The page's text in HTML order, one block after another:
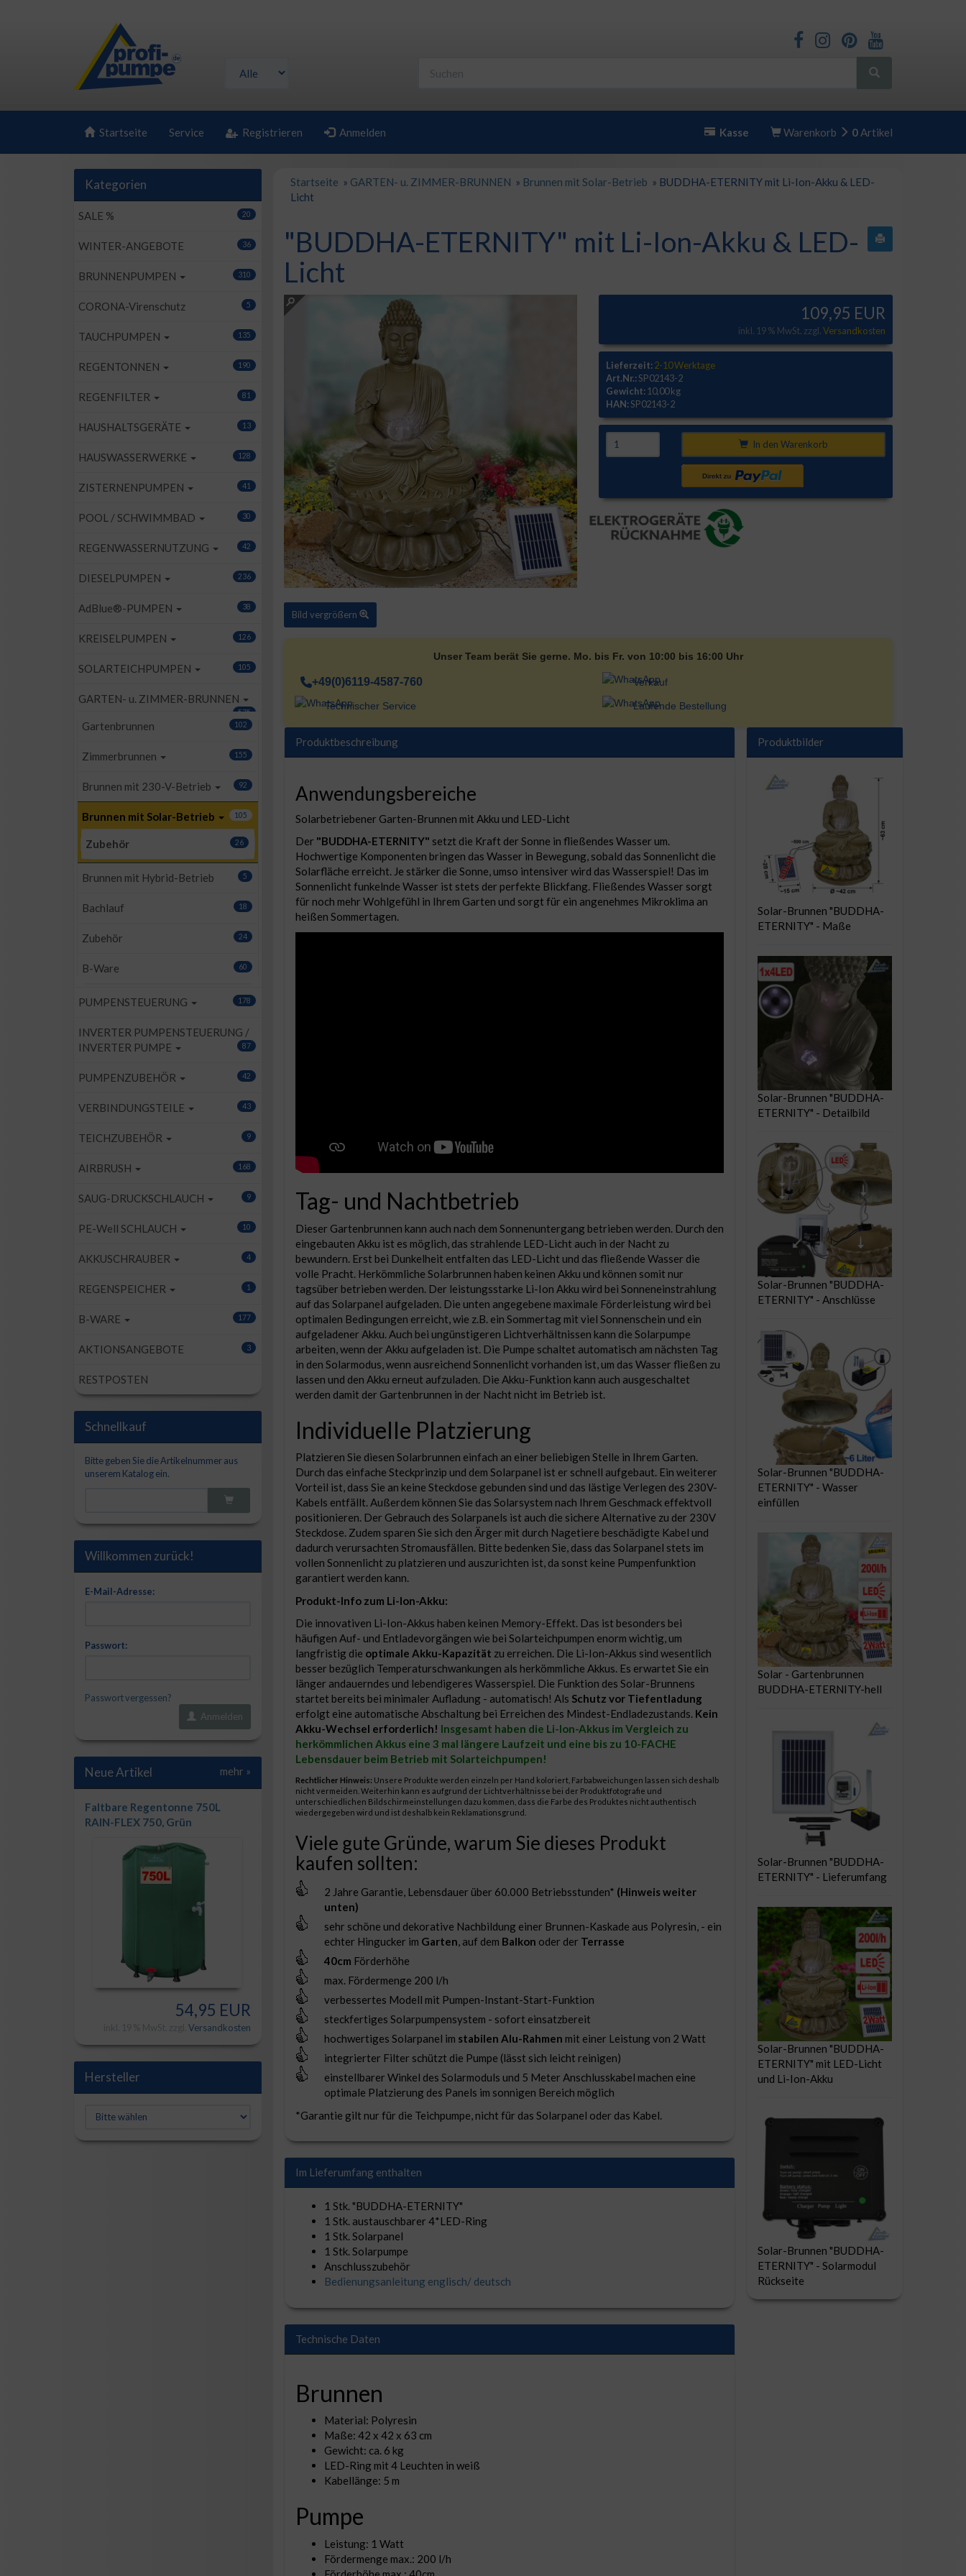
Startseite Service Registrieren Anmelden Kasse Warenkorb 0 Artikel
Kategorien
SALE % 20
WINTER-ANGEBOTE 36
BRUNNENPUMPEN 310
CORONA-Virenschutz 5
TAUCHPUMPEN 135
REGENTONNEN 190
REGENFILTER 81
HAUSHALTSGERÄTE 13
HAUSWASSERWERKE 128
ZISTERNENPUMPEN 41
POOL / SCHWIMMBAD 30
REGENWASSERNUTZUNG 42
DIESELPUMPEN 236
AdBlue®-PUMPEN 38
KREISELPUMPEN 126
SOLARTEICHPUMPEN 105
GARTEN- u. ZIMMER-BRUNNEN
575
Gartenbrunnen 102
Zimmerbrunnen 155
Brunnen mit 230-V-Betrieb 92
Brunnen mit Solar-Betrieb 105
Zubehör 26
Brunnen mit Hybrid-Betrieb 5
Bachlauf 18
Zubehör 24
B-Ware 60
PUMPENSTEUERUNG 178
INVERTER PUMPENSTEUERUNG /
INVERTER PUMPE
87
PUMPENZUBEHÖR 42
VERBINDUNGSTEILE 43
TEICHZUBEHÖR 9
AIRBRUSH 168
SAUG-DRUCKSCHLAUCH 9
PE-Well SCHLAUCH 10
AKKUSCHRAUBER 4
REGENSPEICHER 1
B-WARE 177
AKTIONSANGEBOTE 3
RESTPOSTEN
Schnellkauf
Bitte geben Sie die Artikelnummer aus
unserem Katalog ein.
Willkommen zurück!
E-Mail-Adresse:
Passwort:
Passwort vergessen?
Anmelden
Neue Artikel mehr »
Faltbare Regentonne 750L
RAIN-FLEX 750, Grün
54,95 EUR
Versandkosten
Hersteller
Startseite » GARTEN- u. ZIMMER-BRUNNEN » Brunnen mit Solar-Betrieb » BUDDHA-ETERNITY mit Li-Ion-Akku & LED-
Licht
"BUDDHA-ETERNITY" mit Li-Ion-Akku & LED-
Licht
Bild vergrößern
109,95 EUR
inkl. 19 % MwSt. zzgl.Versandkosten
Lieferzeit:2-10 Werktage
Art.Nr.:SP02143-2
Gewicht:10,00 kg
HAN:SP02143-2
In den Warenkorb
Unser Team berät Sie gerne. Mo. bis Fr. von 10:00 bis 16:00 Uhr
+49(0)6119-4587-760 Verkauf
Technischer Service Laufende Bestellung
Produktbilder
Solar-Brunnen "BUDDHA-
ETERNITY" - Maße
Solar-Brunnen "BUDDHA-
ETERNITY" - Detailbild
Solar-Brunnen "BUDDHA-
ETERNITY" - Anschlüsse
Solar-Brunnen "BUDDHA-
ETERNITY" - Wasser
einfüllen
Solar - Gartenbrunnen
BUDDHA-ETERNITY-hell
Solar-Brunnen "BUDDHA-
ETERNITY" - Lieferumfang
Solar-Brunnen "BUDDHA-
ETERNITY" mit LED-Licht
und Li-Ion-Akku
Solar-Brunnen "BUDDHA-
ETERNITY" - Solarmodul
Rückseite
Produktbeschreibung
Anwendungsbereiche
Solarbetriebener Garten-Brunnen mit Akku und LED-Licht
Der "BUDDHA-ETERNITY" setzt die Kraft der Sonne in fließendes Wasser um.
Hochwertige Komponenten bringen das Wasser in Bewegung, sobald das Sonnenlicht die
Solarfläche erreicht. Je stärker die Sonne, umso intensiver wird das Wasserspiel! Das im
Sonnenlicht funkelnde Wasser ist stets der perfekte Blickfang. Fließendes Wasser sorgt
für noch mehr Wohlgefühl in Ihrem Garten und sorgt für ein angenehmes Mikroklima an
heißen Sommertagen.
Tag- und Nachtbetrieb
Dieser Gartenbrunnen kann auch nach dem Sonnenuntergang betrieben werden. Durch den
eingebauten Akku ist es möglich, das strahlende LED-Licht auch in der Nacht zu
bewundern. Erst bei Dunkelheit entfalten das LED-Licht und das fließende Wasser die
volle Pracht. Herkömmliche Solarbrunnen haben keinen Akku und können somit nur
tagsüber betrieben werden. Der leistungsstarke Li-Ion Akku wird bei Sonneneinstrahlung
auf das Solarpanel aufgeladen. Die unten angegebene maximale Förderleistung wird bei
optimalen Bedingungen erreicht, wie z.B. ein Sommertag mit viel Sonnenschein und ein
aufgeladener Akku. Auch bei ungünstigeren Lichtverhältnissen kann die Solarpumpe
arbeiten, wenn der Akku aufgeladen ist. Die Pumpe schaltet automatisch am nächsten Tag
in den Solarmodus, wenn ausreichend Sonnenlicht vorhanden ist, um das Wasser fließen zu
lassen und den Akku erneut aufzuladen. Die Akku-Funktion kann auch ausgeschaltet
werden damit der Gartenbrunnen in der Nacht nicht im Betrieb ist.
Individuelle Platzierung
Platzieren Sie diesen Solarbrunnen einfach an einer beliebigen Stelle in Ihrem Garten.
Durch das einfache Steckprinzip und dem Solarpanel ist er schnell aufgebaut. Ein weiterer
Vorteil ist, dass Sie an keine Steckdose gebunden sind und das lästige Verlegen des 230V-
Kabels entfällt. Außerdem können Sie das Solarsystem nach Ihrem Geschmack effektvoll
positionieren. Der Gebrauch des Solarpanels ist auch die sichere Alternative zu der 230V
Steckdose. Zudem sparen Sie sich den Ärger mit durch Nagetiere beschädigte Kabel und
dadurch verursachten Stromausfällen. Bitte bedenken Sie, dass das Solarpanel stets im
vollen Sonnenlicht zu platzieren und auszurichten ist, da sonst keine Pumpenfunktion
garantiert werden kann.
Produkt-Info zum Li-Ion-Akku:
Die innovativen Li-Ion-Akkus haben keinen Memory-Effekt. Das ist besonders bei
häufigen Auf- und Entladevorgängen wie bei Solarteichpumpen enorm wichtig, um
langfristig die optimale Akku-Kapazität zu erreichen. Die Li-Ion-Akkus sind wesentlich
besser bezüglich Temperaturschwankungen als herkömmliche Akkus. Es erwartet Sie ein
länger andauerndes und lebendigeres Wasserspiel. Die Funktion des Solar-Brunnens
startet bereits bei minimaler Aufladung - automatisch! Als Schutz vor Tiefentladung
erfolgt eine automatische Abschaltung bei Erreichen des Mindest-Endladezustands. Kein
Akku-Wechsel erforderlich! Insgesamt haben die Li-Ion-Akkus im Vergleich zu
herkömmlichen Akkus eine 3 mal längere Laufzeit und eine bis zu 10-FACHE
Lebensdauer beim Betrieb mit Solarteichpumpen!
Rechtlicher Hinweis: Unsere Produkte werden einzeln per Hand koloriert, Farbabweichungen lassen sich deshalb
nicht vermeiden. Weiterhin kann es aufgrund der Lichtverhältnisse bei der Produktfotografie und
unterschiedlichen Bildschirmeinstellungen dazu kommen, dass die Farbe des Produktes nicht authentisch
wiedergegeben wird und ist deshalb kein Reklamationsgrund.
Viele gute Gründe, warum Sie dieses Produkt
kaufen sollten:
2 Jahre Garantie, Lebensdauer über 60.000 Betriebsstunden* (Hinweis weiter
unten)
sehr schöne und dekorative Nachbildung einer Brunnen-Kaskade aus Polyresin, - ein
echter Hingucker im Garten, auf dem Balkon oder der Terrasse
40cm Förderhöhe
max. Fördermenge 200 l/h
verbessertes Modell mit Pumpen-Instant-Start-Funktion
steckfertiges Solarpumpensystem - sofort einsatzbereit
hochwertiges Solarpanel im stabilen Alu-Rahmen mit einer Leistung von 2 Watt
integrierter Filter schützt die Pumpe (lässt sich leicht reinigen)
einstellbarer Winkel des Solarmoduls und 5 Meter Anschlusskabel machen eine
optimale Platzierung des Panels im sonnigen Bereich möglich
*Garantie gilt nur für die Teichpumpe, nicht für das Solarpanel oder das Kabel.
Im Lieferumfang enthalten
1 Stk. "BUDDHA-ETERNITY"
1 Stk. austauschbarer 4*LED-Ring
1 Stk. Solarpanel
1 Stk. Solarpumpe
Anschlusszubehör
Bedienungsanleitung englisch/ deutsch
Technische Daten
Brunnen
Material: Polyresin
Maße: 42 x 42 x 63 cm
Gewicht: ca. 6 kg
LED-Ring mit 4 Leuchten in weiß
Kabellänge: 5 m
Pumpe
Leistung: 1 Watt
Fördermenge max.: 200 l/h